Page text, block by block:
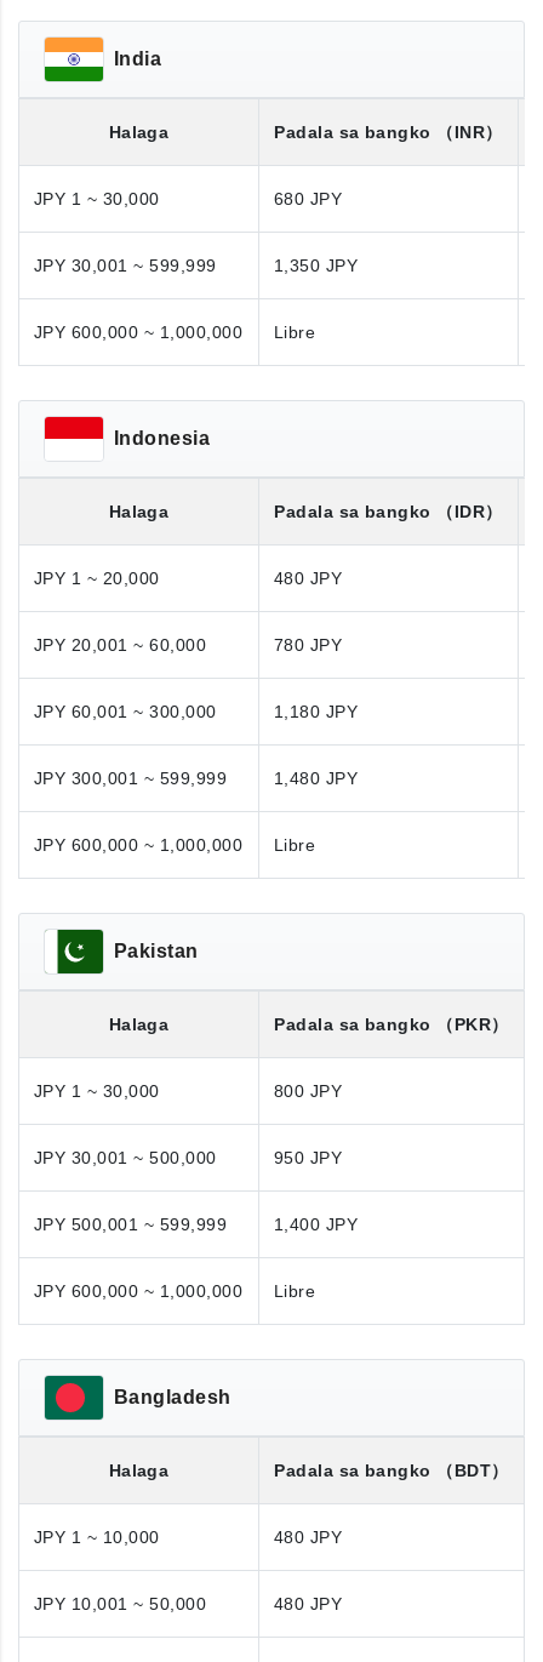
India
Halaga Padala sa bangko （INR）
JPY 1 ~ 30,000 680 JPY
JPY 30,001 ~ 599,999 1,350 JPY
JPY 600,000 ~ 1,000,000 Libre
Indonesia
Halaga Padala sa bangko （IDR）
JPY 1 ~ 20,000 480 JPY
JPY 20,001 ~ 60,000 780 JPY
JPY 60,001 ~ 300,000 1,180 JPY
JPY 300,001 ~ 599,999 1,480 JPY
JPY 600,000 ~ 1,000,000 Libre
Pakistan
Halaga Padala sa bangko （PKR）
JPY 1 ~ 30,000 800 JPY
JPY 30,001 ~ 500,000 950 JPY
JPY 500,001 ~ 599,999 1,400 JPY
JPY 600,000 ~ 1,000,000 Libre
Bangladesh
Halaga Padala sa bangko （BDT）
JPY 1 ~ 10,000 480 JPY
JPY 10,001 ~ 50,000 480 JPY